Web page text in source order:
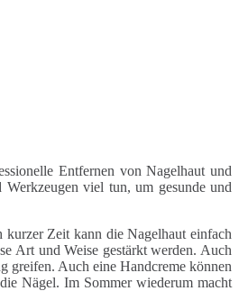
Entfernen von Nagelhaut und
viel tun, um gesunde und
kurzer Zeit kann die Nagelhaut einfach
Art und Weise gestärkt werden. Auch
greifen. Auch eine Handcreme können
Nägel. Im Sommer wiederum macht